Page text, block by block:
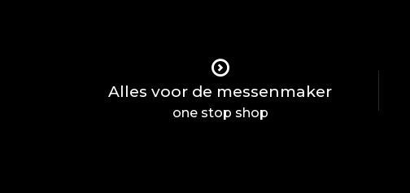
Alles voor de messenmaker
one stop shop